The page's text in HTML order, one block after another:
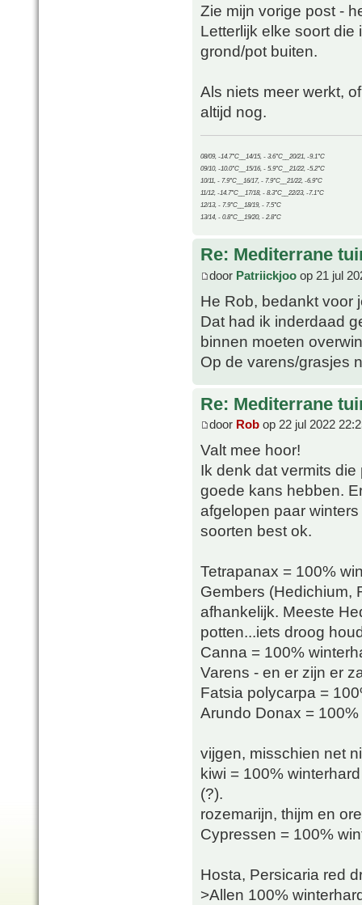
Zie mijn vorige post -
Letterlijk elke soort
grond/pot buiten.
Als niets meer werkt,
altijd nog.
08/09, -14.7°C__14/15, - 3.6°C__20/21, -9.1°C
09/10, -10.0°C__15/16, - 5.9°C__21/22, -5.2°C
10/11, - 7.9°C__16/17, - 7.9°C__21/22, -6.9°C
11/12, -14.7°C__17/18, - 8.3°C__22/23, -7.1°C
12/13, - 7.9°C__18/19, - 7.5°C
13/14, - 0.8°C__19/20, - 2.8°C
Re: Mediterrane
door Patriickjoo op 21 jul
He Rob, bedankt voor
Dat had ik inderdaad
binnen moeten
Op de varens/grasjes
Re: Mediterrane
door Rob op 22 jul 2022
Valt mee hoor!
Ik denk dat vermits
goede kans hebben.
afgelopen paar
soorten best ok.
Tetrapanax = 100%
Gembers (Hedichium,
afhankelijk. Meeste
potten...iets droog
Canna = 100%
Varens - en er zijn er
Fatsia polycarpa =
Arundo Donax =
vijgen, misschien net
kiwi = 100%
(?).
rozemarijn, thijm en
Cypressen = 100%
Hosta, Persicaria red
>Allen 100%